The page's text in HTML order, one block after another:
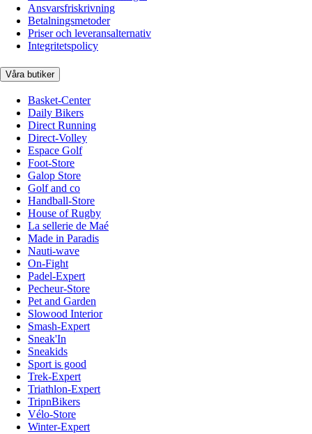
Ansvarsfriskrivning
Betalningsmetoder
Priser och leveransalternativ
Integritetspolicy
Våra butiker
Basket-Center
Daily Bikers
Direct Running
Direct-Volley
Espace Golf
Foot-Store
Galop Store
Golf and co
Handball-Store
House of Rugby
La sellerie de Maé
Made in Paradis
Nauti-wave
On-Fight
Padel-Expert
Pecheur-Store
Pet and Garden
Slowood Interior
Smash-Expert
Sneak'In
Sneakids
Sport is good
Trek-Expert
Triathlon-Expert
TripnBikers
Vélo-Store
Winter-Expert